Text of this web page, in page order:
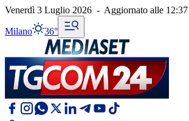
Venerdì 3 Luglio 2026 - Aggiornato alle 12:37
Milano 36°